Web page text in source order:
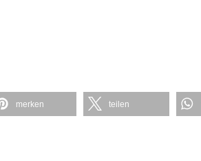
merken teilen